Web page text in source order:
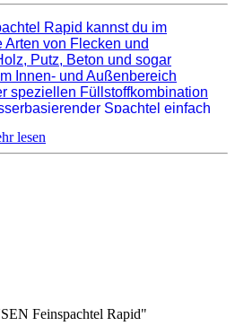
Rapid kannst du im
Arten von Flecken und
Putz, Beton und sogar
Innen- und Außenbereich
speziellen Füllstoffkombination
Spachtel einfach
so dass du innerhalb kurzer
auftragen und die Oberfläche
Oberfläche, die sich
lässt.
ausbessern oder größere
möchtest, unser
dein zuverlässiger Begleiter. Er
schadstoffarm, rissfrei bis ca.
und hat eine hohe
Beste: Dank seiner
Feinspachtel Rapid"